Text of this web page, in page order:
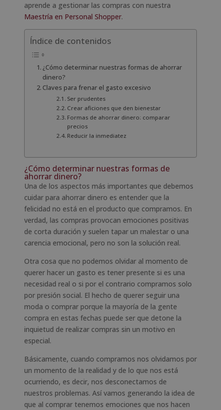
aprende a gestionar las compras con nuestra
Maestría en Personal Shopper.
Índice de contenidos
¿Cómo determinar nuestras formas de ahorrar
dinero?
Claves para frenar el gasto excesivo
Ser prudentes
Crear aficiones que den bienestar
Formas de ahorrar dinero: comparar
precios
Reducir la inmediatez
¿Cómo determinar nuestras formas de
ahorrar dinero?
Una de los aspectos más importantes que debemos
cuidar para ahorrar dinero es entender que la
felicidad no está en el producto que compramos. En
verdad, las compras provocan emociones positivas
de corta duración y suelen tapar un malestar o una
carencia emocional, pero no son la solución real.
Otra cosa que no podemos olvidar al momento de
querer hacer un gasto es tener presente si es una
necesidad real o si por el contrario compramos solo
por presión social. El hecho de querer seguir una
moda o comprar porque la mayoría de la gente
compra en estas fechas puede ser que detone la
inquietud de realizar compras sin un motivo en
especial.
Básicamente, cuando compramos nos olvidamos por
un momento de la realidad y de lo que nos está
ocurriendo, es decir, nos desconectamos de
nuestros problemas. Así vamos generando la idea de
que al comprar tenemos emociones que nos hacen